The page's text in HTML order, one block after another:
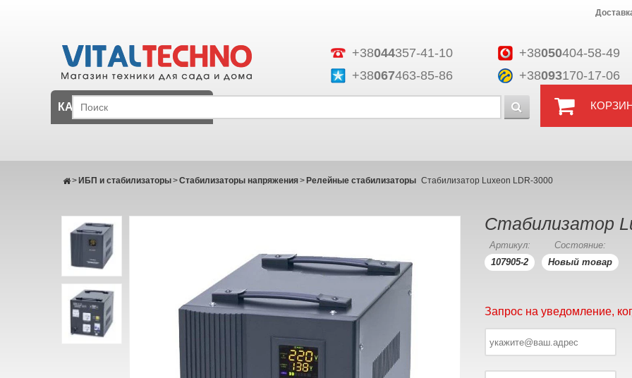
+38044357-41-10 +38050404-58-49
+38067463-85-86 +38093170-17-06
КАТАЛОГ
ИБП и стабилизаторы
> Стабилизаторы напряжения
> Релейные стабилизаторы
> Стабилизатор Luxeon LDR-3000
Стабилизатор
Артикул:
107905-2
Состояние:
Новый товар
Запрос на уведомление,